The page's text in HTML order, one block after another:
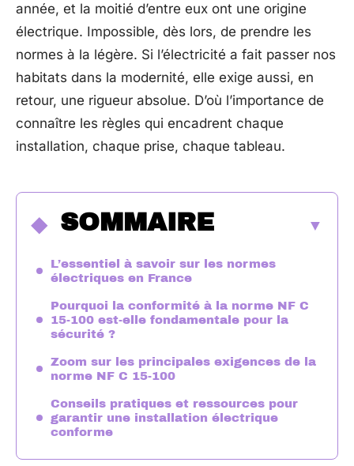
année, et la moitié d’entre eux ont une origine
électrique. Impossible, dès lors, de prendre les
normes à la légère. Si l’électricité a fait passer nos
habitats dans la modernité, elle exige aussi, en
retour, une rigueur absolue. D’où l’importance de
connaître les règles qui encadrent chaque
installation, chaque prise, chaque tableau.
SOMMAIRE
L’essentiel à savoir sur les normes
électriques en France
Pourquoi la conformité à la norme NF C
15-100 est-elle fondamentale pour la
sécurité ?
Zoom sur les principales exigences de la
norme NF C 15-100
Conseils pratiques et ressources pour
garantir une installation électrique
conforme